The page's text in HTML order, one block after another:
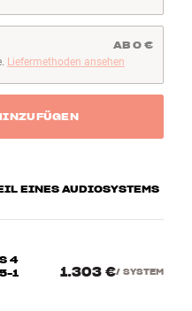
Liefermethoden ansehen
AB 0 €
EINES AUDIOSYSTEMS
4
1
1.303 €/ SYSTEM